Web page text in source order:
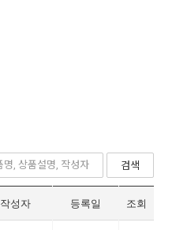
검색
작성자 등록일 조회